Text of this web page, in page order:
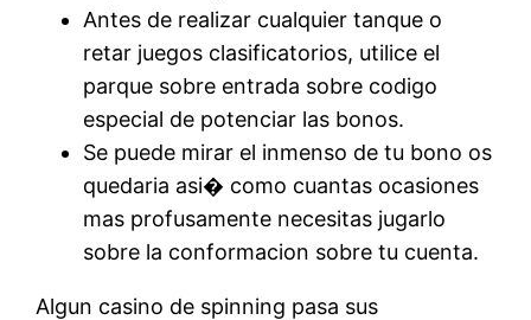
Antes de realizar cualquier tanque o
retar juegos clasificatorios, utilice el
parque sobre entrada sobre codigo
especial de potenciar las bonos.
Se puede mirar el inmenso de tu bono os
quedaria asi� como cuantas ocasiones
mas profusamente necesitas jugarlo
sobre la conformacion sobre tu cuenta.
Algun casino de spinning pasa sus